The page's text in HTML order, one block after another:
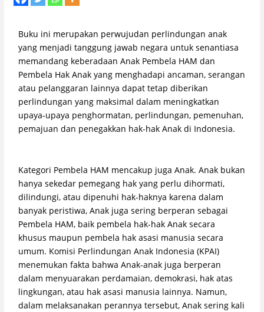
Buku ini merupakan perwujudan perlindungan anak
yang menjadi tanggung jawab negara untuk senantiasa
memandang keberadaan Anak Pembela HAM dan
Pembela Hak Anak yang menghadapi ancaman, serangan
atau pelanggaran lainnya dapat tetap diberikan
perlindungan yang maksimal dalam meningkatkan
upaya-upaya penghormatan, perlindungan, pemenuhan,
pemajuan dan penegakkan hak-hak Anak di Indonesia.
Kategori Pembela HAM mencakup juga Anak. Anak bukan
hanya sekedar pemegang hak yang perlu dihormati,
dilindungi, atau dipenuhi hak-haknya karena dalam
banyak peristiwa, Anak juga sering berperan sebagai
Pembela HAM, baik pembela hak-hak Anak secara
khusus maupun pembela hak asasi manusia secara
umum. Komisi Perlindungan Anak Indonesia (KPAI)
menemukan fakta bahwa Anak-anak juga berperan
dalam menyuarakan perdamaian, demokrasi, hak atas
lingkungan, atau hak asasi manusia lainnya. Namun,
dalam melaksanakan perannya tersebut, Anak sering kali